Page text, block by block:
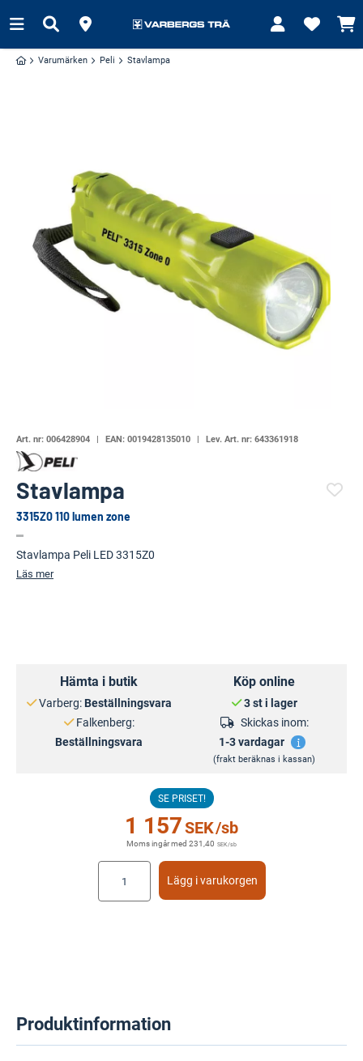
Varumärken Peli Stavlampa
Art. nr: 006428904 EAN: 0019428135010 Lev. Art. nr: 643361918
Stavlampa
3315Z0 110 lumen zone
Stavlampa Peli LED 3315Z0
Läs mer
Hämta i butik
Varberg: Beställningsvara
Falkenberg:
Beställningsvara
Köp online
3 st i lager
Skickas inom:
1-3 vardagar
(frakt beräknas i kassan)
SE PRISET!
1 157SEK/sb
Moms ingår med 231,40 SEK/sb
Lägg i varukorgen
Produktinformation